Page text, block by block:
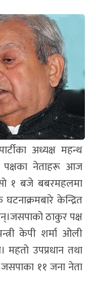
अध्यक्ष महन्थ
पक्षका नेताहरू आज
१ बजे बबरमहलमा
केन्द्रित
ठाकुर पक्ष
केपी शर्मा ओली
महतो उपप्रधान तथा
११ जना नेता